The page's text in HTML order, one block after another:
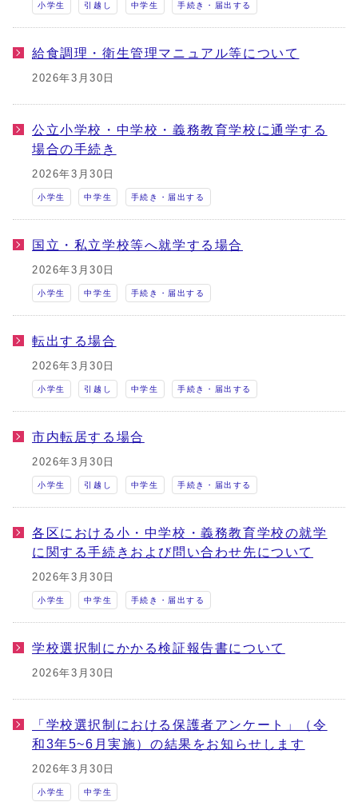
小学生 引越し 中学生 手続き・届出する
給食調理・衛生管理マニュアル等について
2026年3月30日
公立小学校・中学校・義務教育学校に通学する
場合の手続き
2026年3月30日
小学生 中学生 手続き・届出する
国立・私立学校等へ就学する場合
2026年3月30日
小学生 中学生 手続き・届出する
転出する場合
2026年3月30日
小学生 引越し 中学生 手続き・届出する
市内転居する場合
2026年3月30日
小学生 引越し 中学生 手続き・届出する
各区における小・中学校・義務教育学校の就学
に関する手続きおよび問い合わせ先について
2026年3月30日
小学生 中学生 手続き・届出する
学校選択制にかかる検証報告書について
2026年3月30日
「学校選択制における保護者アンケート」（令
和3年5~6月実施）の結果をお知らせします
2026年3月30日
小学生 中学生